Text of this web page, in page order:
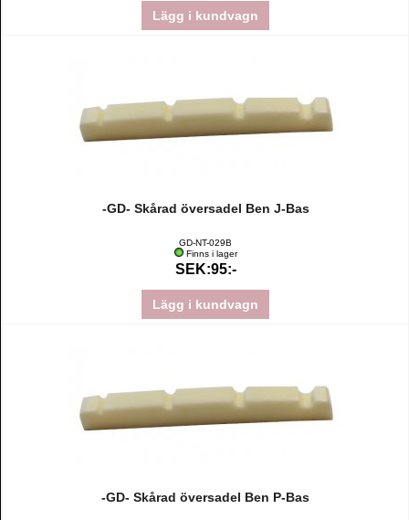
Lägg i kundvagn
-GD- Skårad översadel Ben J-Bas
GD-NT-029B
Finns i lager
SEK:95:-
Lägg i kundvagn
-GD- Skårad översadel Ben P-Bas